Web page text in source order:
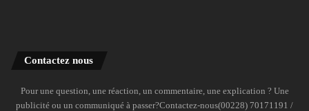
Contactez nous
Pour une question, une réaction, un commentaire, une explication ? Une
publicité ou un communiqué à passer?Contactez-nous(00228) 70171191 /